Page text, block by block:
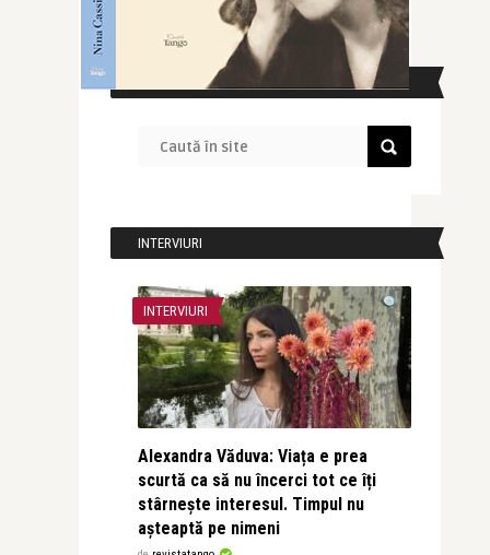
CAUTĂ ÎN SITE
INTERVIURI
INTERVIURI
Alexandra Văduva: Viața e prea
scurtă ca să nu încerci tot ce îți
stârnește interesul. Timpul nu
așteaptă pe nimeni